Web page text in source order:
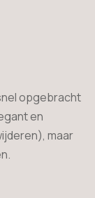
opgebracht
en
maar